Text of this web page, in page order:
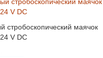
маячок
V DC